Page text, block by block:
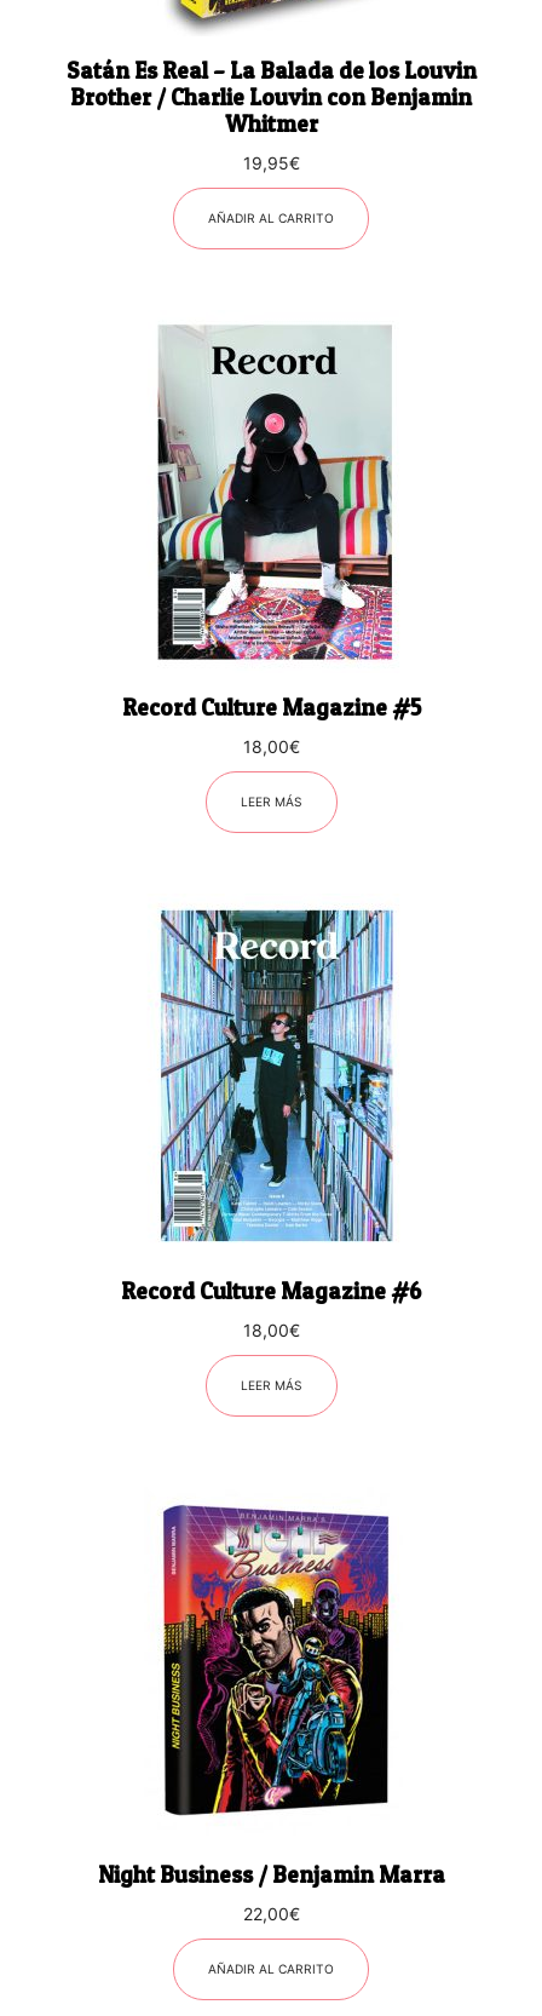
Satán Es Real – La Balada de los Louvin
Brother / Charlie Louvin con Benjamin
Whitmer
19,95€
AÑADIR AL CARRITO
Record Culture Magazine #5
18,00€
LEER MÁS
Record Culture Magazine #6
18,00€
LEER MÁS
Night Business / Benjamin Marra
22,00€
AÑADIR AL CARRITO